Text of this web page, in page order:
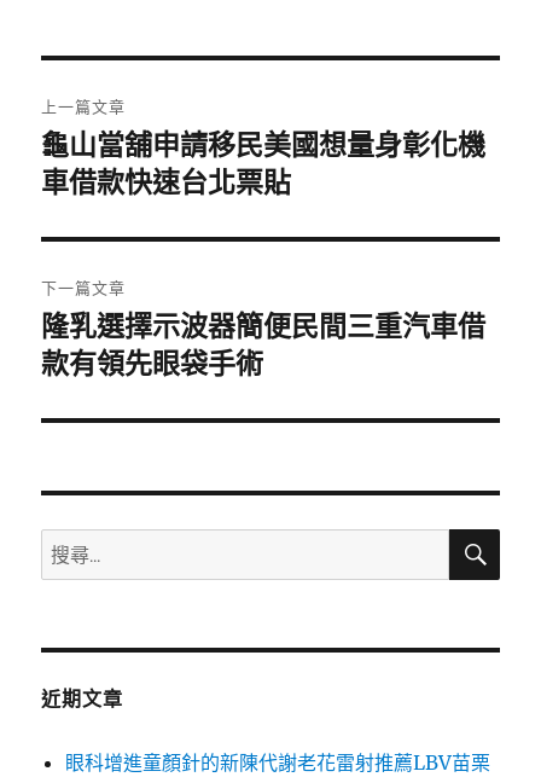
章
導
覽
上一篇文章
上
一
文
章:
龜山當舖申請移民美國想量身彰化機
車借款快速台北票貼
下一篇文章
下
一
文
隆乳選擇示波器簡便民間三重汽車借
款有領先眼袋手術
搜
尋
鍵
搜
近期文章
眼科增進童顏針的新陳代謝老花雷射推薦LBV苗栗